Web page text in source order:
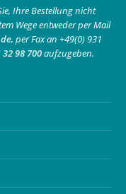
Ihre Bestellung nicht
Wege entweder per Mail
, per Fax an +49(0) 931
32 98 700aufzugeben.